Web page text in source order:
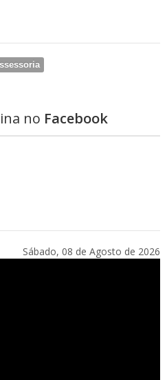
no Facebook
Sábado, 08 de Agosto de 2026